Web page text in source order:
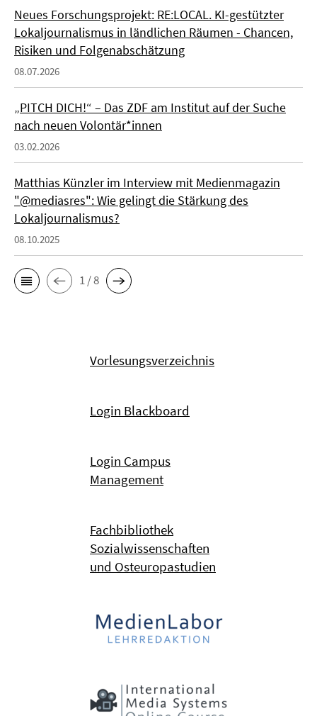
Neues Forschungsprojekt: RE:LOCAL. KI-gestützter
Lokaljournalismus in ländlichen Räumen - Chancen,
Risiken und Folgenabschätzung
08.07.2026
„PITCH DICH!“ – Das ZDF am Institut auf der Suche
nach neuen Volontär*innen
03.02.2026
Matthias Künzler im Interview mit Medienmagazin
"@mediasres": Wie gelingt die Stärkung des
Lokaljournalismus?
08.10.2025
1 / 8
Vorlesungsverzeichnis
Login Blackboard
Login Campus
Management
Fachbibliothek
Sozialwissenschaften
und Osteuropastudien